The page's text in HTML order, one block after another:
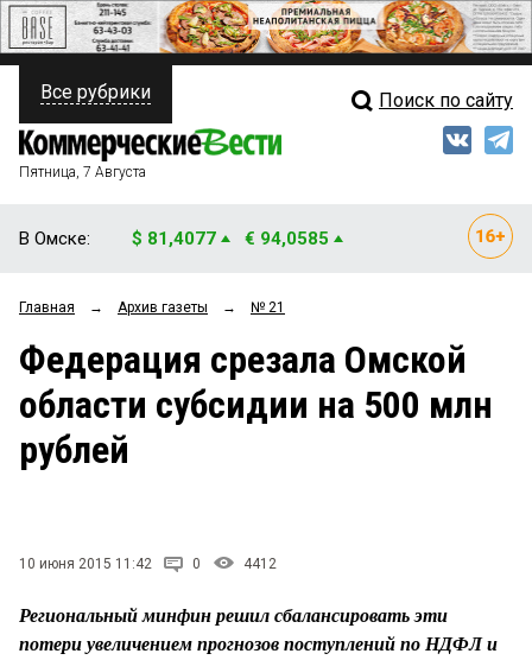
ПОЛИТИКА
ФИНАНСЫ
ОБЩЕСТВО
ЗАКОН
НОВОСТИ КОМПАНИЙ
Свежий выпуск
Рейтинги
Блоги
Все рубрики Поиск по сайту
Пятница, 7 Августа
В Омске: $ 81,4077 € 94,0585
Главная → Архив газеты → № 21
Федерация срезала Омской
области субсидии на 500 млн
рублей
10 июня 2015 11:42 0 4412
Региональный минфин решил сбалансировать эти
потери увеличением прогнозов поступлений по НДФЛ и